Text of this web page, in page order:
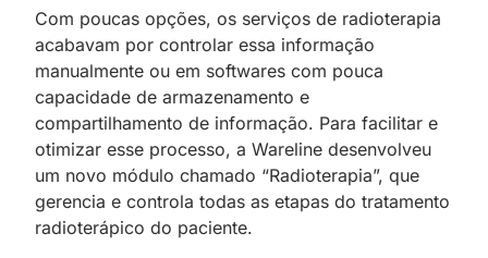
Com poucas opções, os serviços de radioterapia
acabavam por controlar essa informação
manualmente ou em softwares com pouca
capacidade de armazenamento e
compartilhamento de informação. Para facilitar e
otimizar esse processo, a Wareline desenvolveu
um novo módulo chamado “Radioterapia”, que
gerencia e controla todas as etapas do tratamento
radioterápico do paciente.